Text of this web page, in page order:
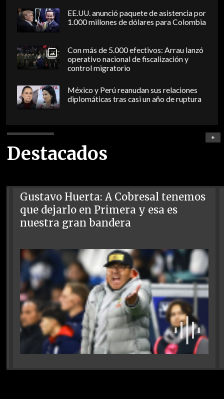
EE.UU. anunció paquete de asistencia por
1.000 millones de dólares para Colombia
Con más de 5.000 efectivos: Arrau lanzó
operativo nacional de fiscalización y
control migratorio
México y Perú reanudan sus relaciones
diplomáticas tras casi un año de ruptura
Destacados
+
Gustavo Huerta: A Cobresal tenemos
que dejarlo en Primera y esa es
nuestra gran bandera